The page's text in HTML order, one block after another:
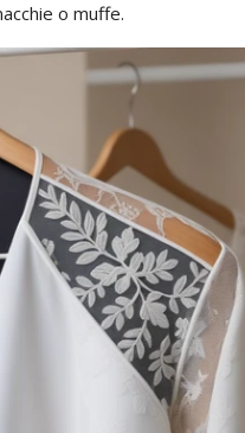
o muffe.